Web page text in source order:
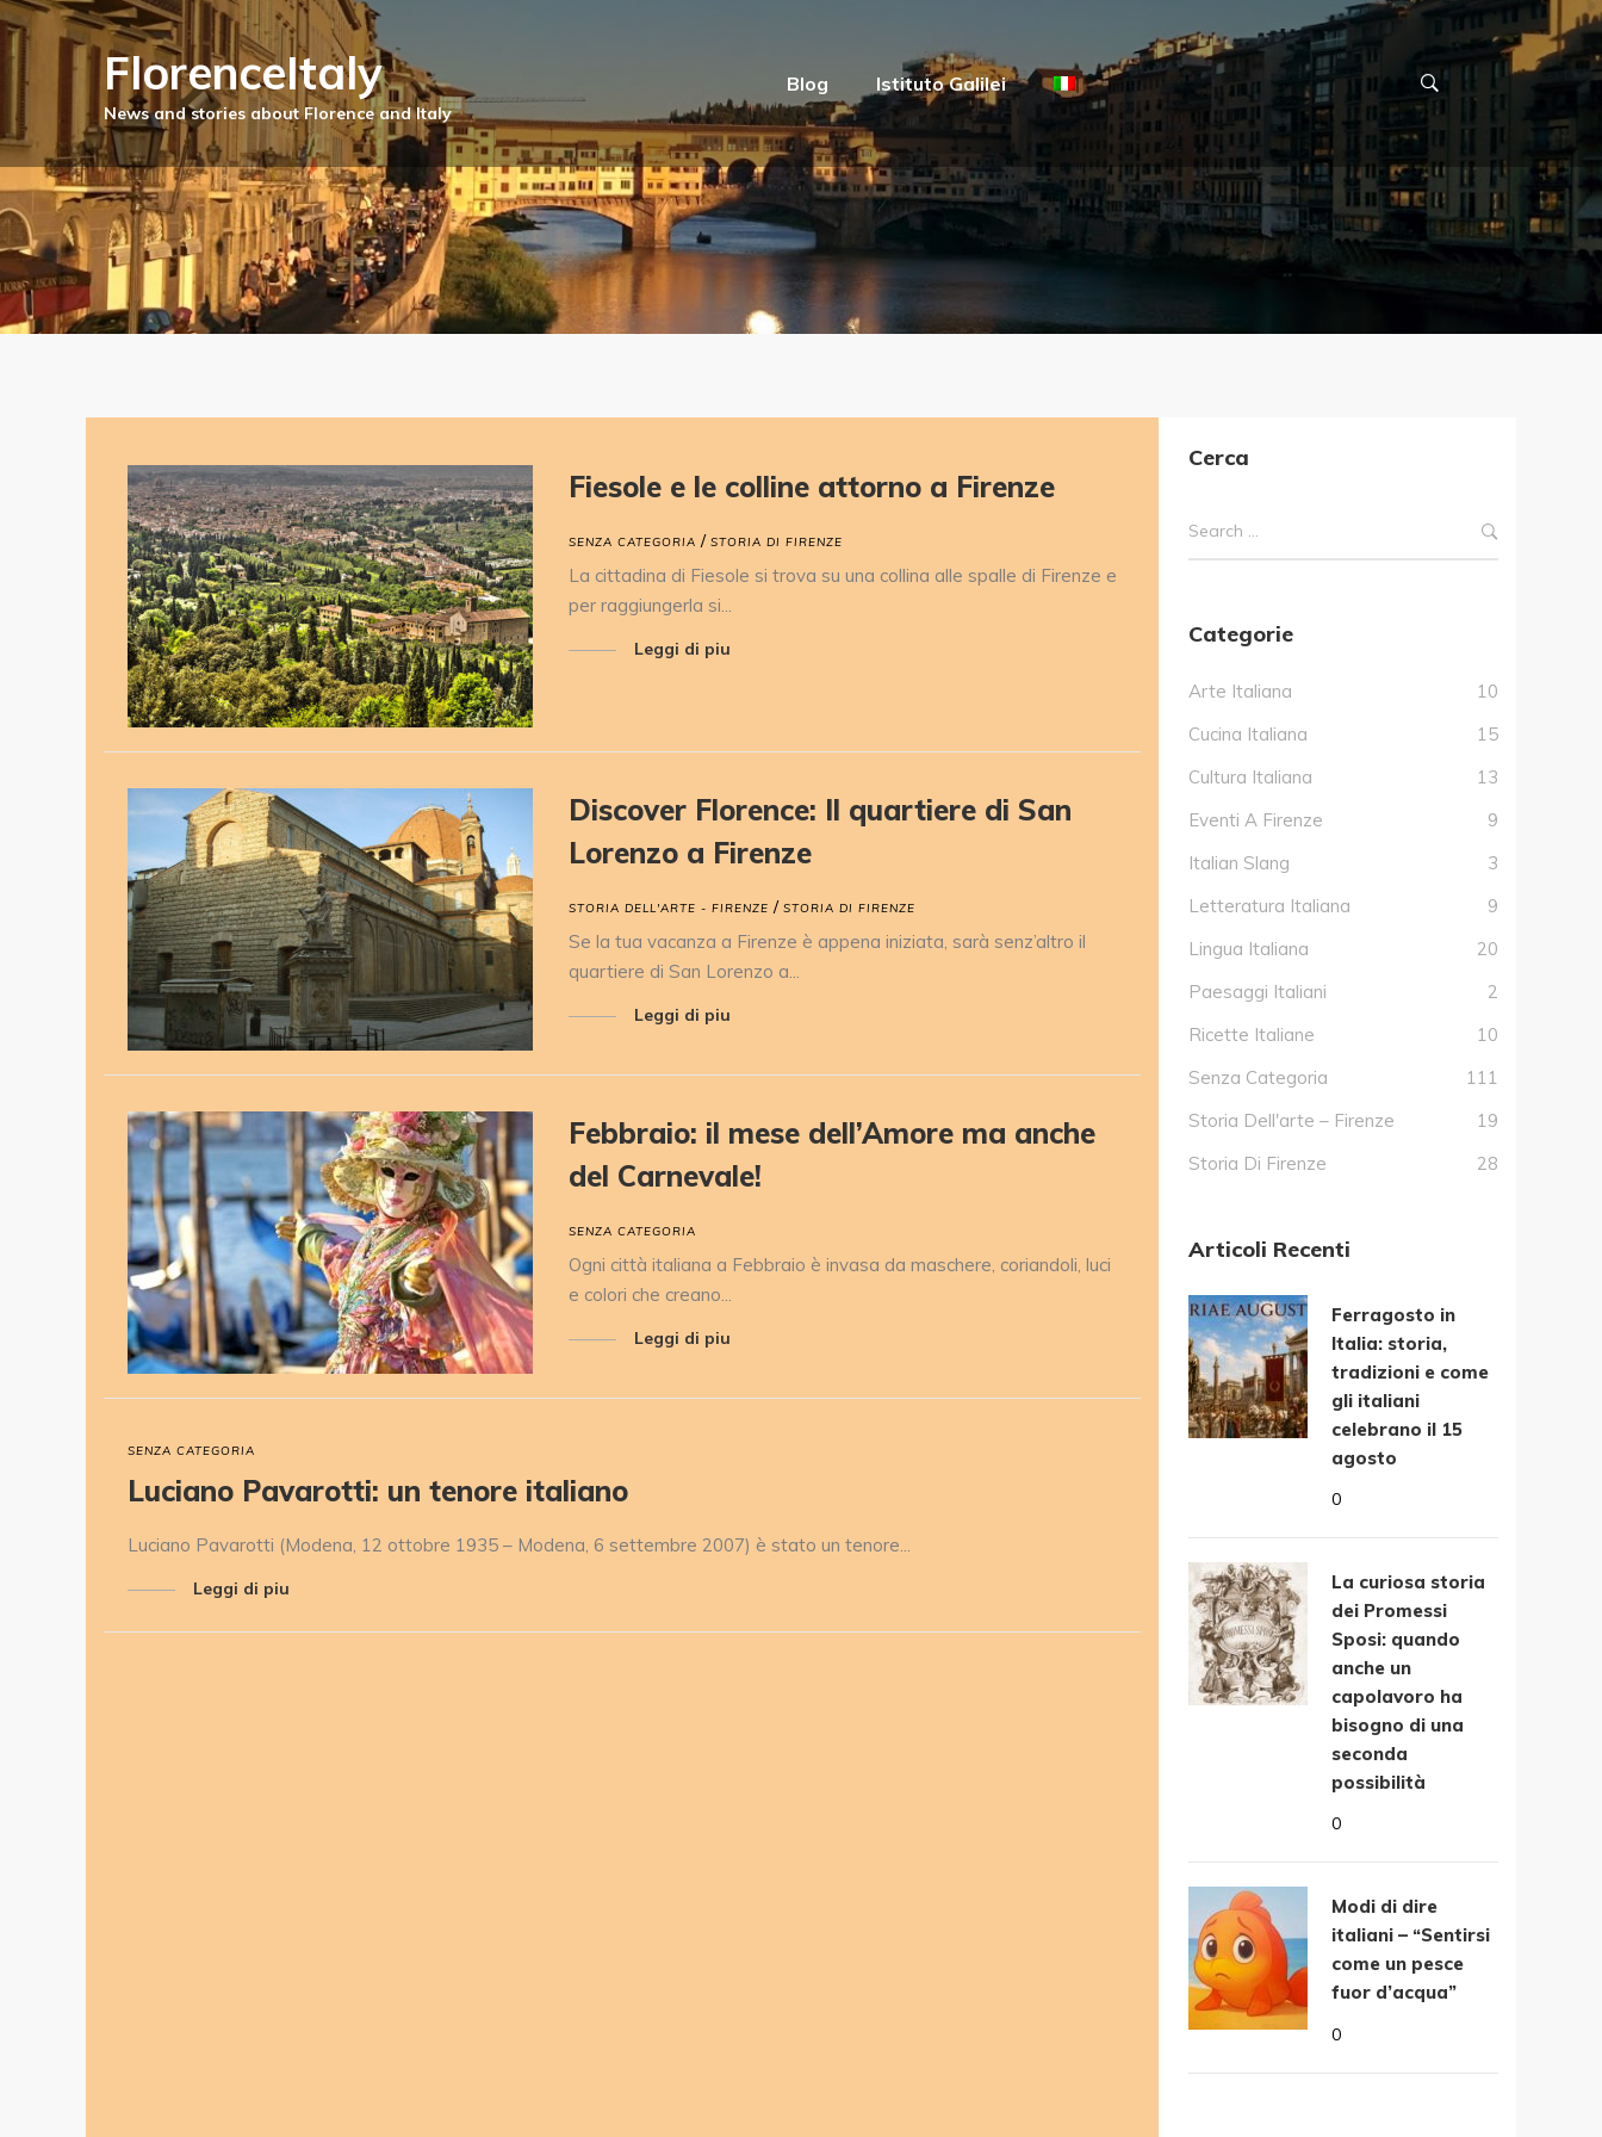
FlorenceItaly Blog Istituto Galilei
SENZA CATEGORIA / STORIA DI FIRENZE
Fiesole e le colline attorno a Firenze
La cittadina di Fiesole si trova su una collina alle spalle di Firenze e
per raggiungerla si...
Leggi di piu
STORIA DELL'ARTE - FIRENZE / STORIA DI FIRENZE
Discover Florence: Il quartiere di San
Lorenzo a Firenze
Se la tua vacanza a Firenze è appena iniziata, sarà senz’altro il
quartiere di San Lorenzo a...
Leggi di piu
SENZA CATEGORIA
Febbraio: il mese dell’Amore ma anche
del Carnevale!
Ogni città italiana a Febbraio è invasa da maschere, coriandoli, luci
e colori che creano...
Leggi di piu
SENZA CATEGORIA
Luciano Pavarotti: un tenore italiano
Luciano Pavarotti (Modena, 12 ottobre 1935 – Modena, 6 settembre 2007) è stato un tenore...
Leggi di piu
Cerca
Categorie
Arte Italiana
10
Cucina Italiana
15
Cultura Italiana
13
Eventi A Firenze
9
Italian Slang
3
Letteratura Italiana
9
Lingua Italiana
20
Paesaggi Italiani
2
Ricette Italiane
10
Senza Categoria
111
Storia Dell'arte – Firenze
19
Storia Di Firenze
28
Articoli Recenti
Ferragosto in
Italia: storia,
tradizioni e come
gli italiani
celebrano il 15
agosto
0
La curiosa storia
dei Promessi
Sposi: quando
anche un
capolavoro ha
bisogno di una
seconda
possibilità
0
Modi di dire
italiani – “Sentirsi
come un pesce
fuor d’acqua”
0